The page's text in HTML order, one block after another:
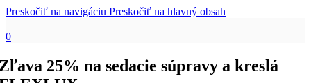
Preskočiť na navigáciu Preskočiť na hlavný obsah
0
25% na sedacie súpravy a kreslá